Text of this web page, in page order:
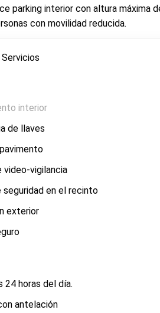
parking interior con altura máxima
con movilidad reducida.
& Servicios
interior
de llaves
video-vigilancia
seguridad en el recinto
exterior
24 horas del día.
antelación